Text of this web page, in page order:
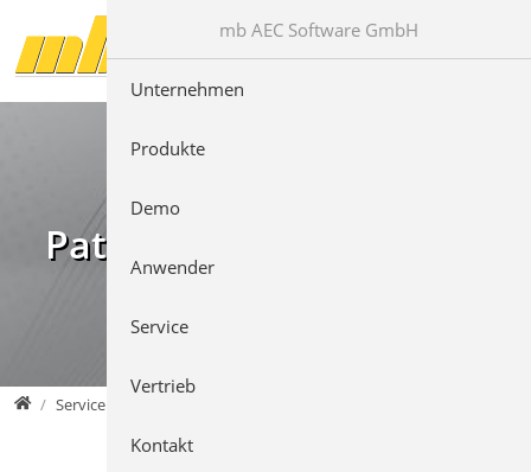
Direkt zur Hauptnavigation springen
Direkt zum Inhalt springen
Patches & Downloads
mb AEC Software GmbH
Service
mb AEC Software GmbH
Unternehmen
Produkte
Demo
Anwender
Service
Vertrieb
Kontakt